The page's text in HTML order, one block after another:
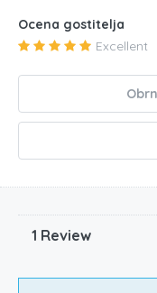
Ocena gostitelja
Excellent
1 Review